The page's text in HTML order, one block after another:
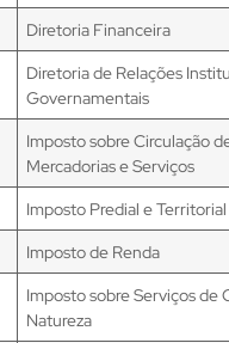
Diretoria Financeira
Diretoria de Relações
Governamentais
Imposto sobre Circulação
Mercadorias e Serviços
Imposto Predial e
Imposto de Renda
Imposto sobre Serviços de
Natureza